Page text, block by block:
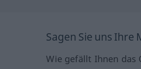
Sagen Sie uns Ihre
Wie gefällt Ihnen das